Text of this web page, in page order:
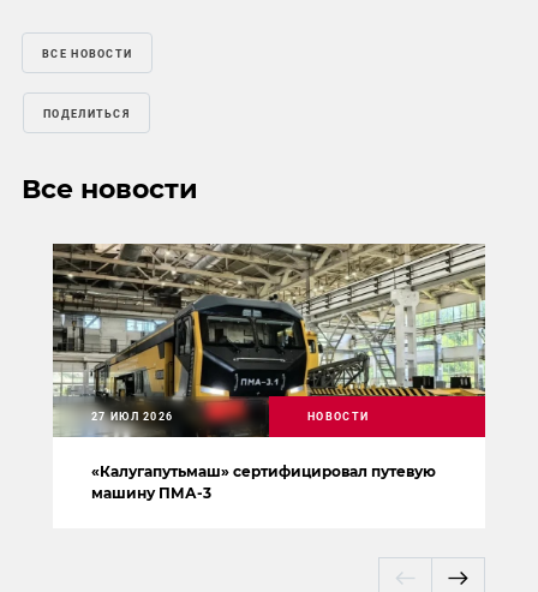
ВСЕ НОВОСТИ
ПОДЕЛИТЬСЯ
Все новости
«Калугапутьмаш» сертифицировал путевую
машину ПМА-3
27 ИЮЛ 2026 НОВОСТИ